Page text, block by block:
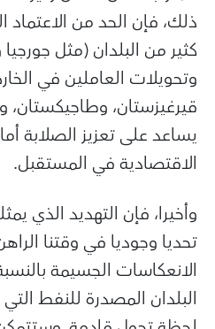
ذلك، فإن الحد من الاعتماد
كثير من البلدان (مثل جورجيا
وتحويلات العاملين في
قيرغيزستان، وطاجيكستان،
يساعد على تعزيز الصلابة
الاقتصادية في المستقبل.
وأخيرا، فإن التهديد الذي
تحديا وجوديا في وقتنا
الانعكاسات الجسيمة
البلدان المصدرة للنفط